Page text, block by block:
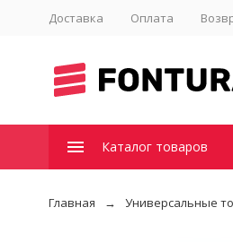
Доставка Оплата
Каталог товаров
Главная Универсальные